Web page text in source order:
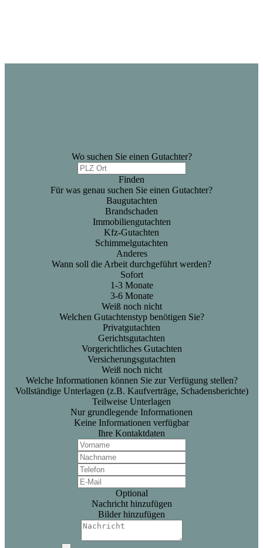
Wo suchen Sie einen Gutachter?
Finden
Für was genau suchen Sie einen Gutachter?
Baugutachten
Brandschaden
Immobiliengutachten
Kfz-Gutachten
Schimmelgutachten
Anderes
Wann soll die Arbeit durchgeführt werden?
Sofort
1-3 Monate
3-6 Monate
Weiß noch nicht
Welchen Gutachtenstyp benötigen Sie?
Privatgutachten
Gerichtsgutachten
Vorgerichtliches Gutachten
Versicherungsgutachten
Weiß noch nicht
Welche Informationen können Sie zur Verfügung stellen?
Vollständige Unterlagen (z.B. Kaufverträge, Schadensberichte)
Teilweise Unterlagen
Nur grundlegende Informationen
Keine Informationen verfügbar
Ihre Kontaktdaten
Optional
Nachricht hinzufügen
Bilder hinzufügen